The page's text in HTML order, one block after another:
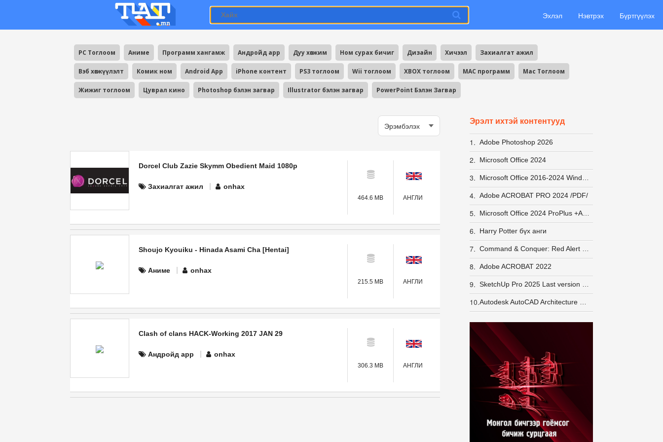
Эхлэл Нэвтрэх Бүртгүүлэх
PC Тоглоом Аниме Программ хангамж Андройд app Дуу хөгжим Ном сурах бичиг Дизайн Хичээл Захиалгат ажил
Вэб хөгжүүлэлт Комик ном Android App iPhone контент PS3 тоглоом Wii тоглоом XBOX тоглоом MAC программ Mac Тоглоом
Жижиг тоглоом Цуврал кино Photoshop бэлэн загвар Illustrator бэлэн загвар PowerPoint Бэлэн Загвар
Dorcel Club Zazie Skymm Obedient Maid 1080p
Захиалгат ажил onhax
464.6 MB АНГЛИ
Shoujo Kyouiku - Hinada Asami Cha [Hentai]
Аниме onhax
215.5 MB АНГЛИ
Clash of clans HACK-Working 2017 JAN 29
Андройд app onhax
306.3 MB АНГЛИ
Эрэлт ихтэй контентууд
1. Adobe Photoshop 2026
2. Microsoft Office 2024
3.
4. Adobe ACROBAT PRO 2024 /PDF/
5.
6. Harry Potter бүх анги
7.
8. Adobe ACROBAT 2022
9.
10.